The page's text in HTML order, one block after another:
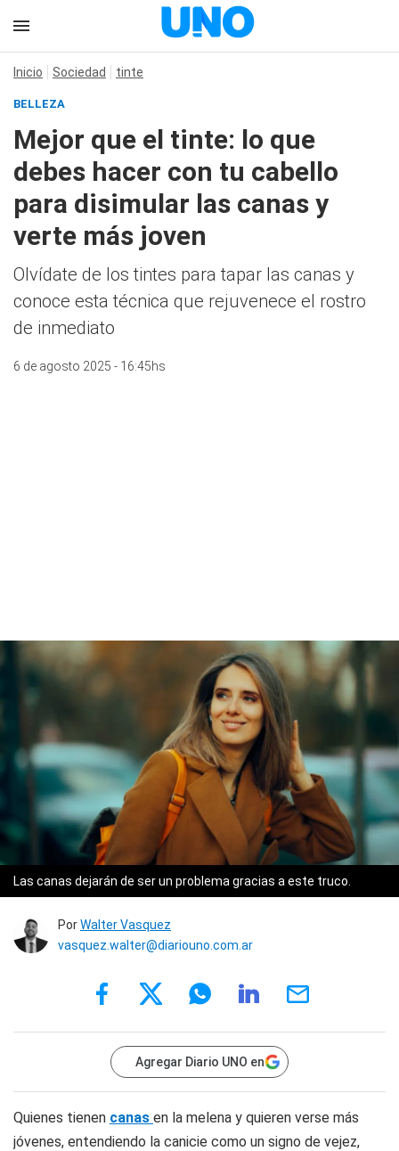
Inicio Sociedad tinte
BELLEZA
Mejor que el tinte: lo que
debes hacer con tu cabello
para disimular las canas y
verte más joven
Olvídate de los tintes para tapar las canas y
conoce esta técnica que rejuvenece el rostro
de inmediato
6 de agosto 2025 - 16:45hs
Las canas dejarán de ser un problema gracias a este truco.
PorWalter Vasquez
vasquez.walter@diariouno.com.ar
Agregar Diario UNO en
Quienes tienen canas en la melena y quieren verse más
jóvenes, entendiendo la canicie como un signo de vejez,